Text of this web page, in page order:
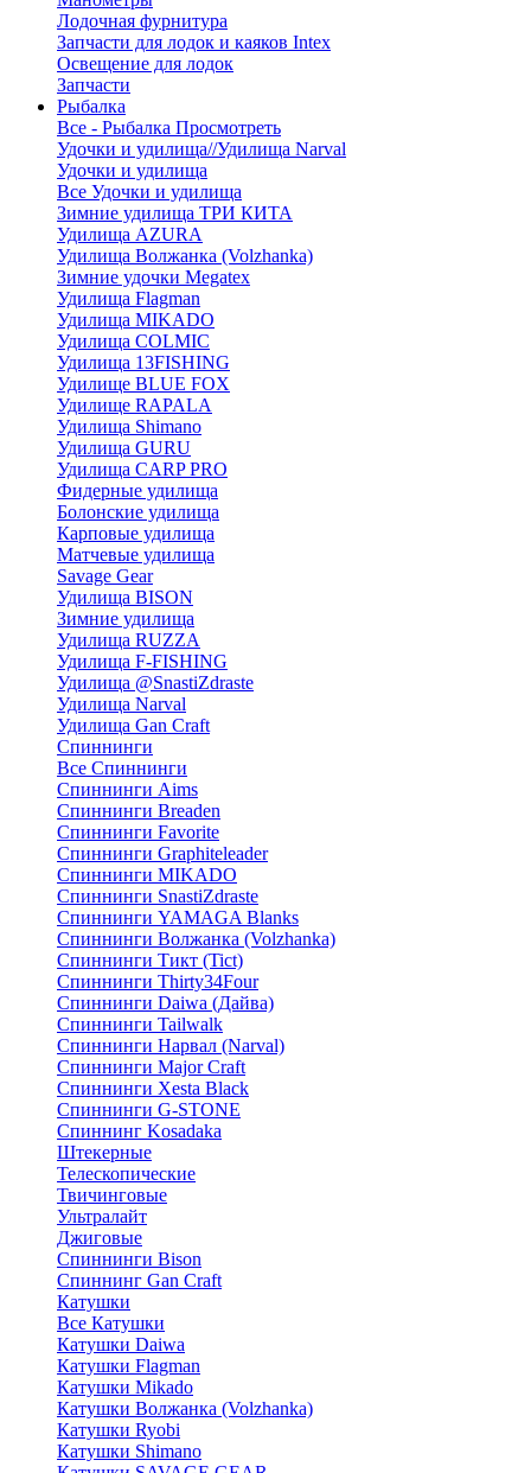
Лодочная фурнитура
Запчасти для лодок и каяков Intex
Освещение для лодок
Запчасти
Рыбалка
Все - Рыбалка Просмотреть
Удочки и удилища//Удилища Narval
Удочки и удилища
Все Удочки и удилища
Зимние удилища ТРИ КИТА
Удилища AZURA
Удилища Волжанка (Volzhanka)
Зимние удочки Megatex
Удилища Flagman
Удилища MIKADO
Удилища COLMIC
Удилища 13FISHING
Удилище BLUE FOX
Удилище RAPALA
Удилища Shimano
Удилища GURU
Удилища CARP PRO
Фидерные удилища
Болонские удилища
Карповые удилища
Матчевые удилища
Savage Gear
Удилища BISON
Зимние удилища
Удилища RUZZA
Удилища F-FISHING
Удилища @SnastiZdraste
Удилища Narval
Удилища Gan Craft
Спиннинги
Все Спиннинги
Спиннинги Aims
Спиннинги Breaden
Спиннинги Favorite
Спиннинги Graphiteleader
Спиннинги MIKADO
Спиннинги SnastiZdraste
Спиннинги YAMAGA Blanks
Спиннинги Волжанка (Volzhanka)
Спиннинги Тикт (Tict)
Спиннинги Thirty34Four
Спиннинги Daiwa (Дайва)
Спиннинги Tailwalk
Спиннинги Нарвал (Narval)
Спиннинги Major Craft
Спиннинги Xesta Black
Спиннинги G-STONE
Спиннинг Kosadaka
Штекерные
Телескопические
Твичинговые
Ультралайт
Джиговые
Спиннинги Bison
Спиннинг Gan Craft
Катушки
Все Катушки
Катушки Daiwa
Катушки Flagman
Катушки Mikado
Катушки Волжанка (Volzhanka)
Катушки Ryobi
Катушки Shimano